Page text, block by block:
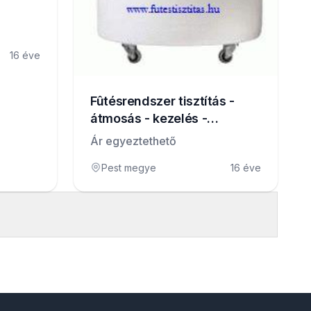
16 éve
Fûtésrendszer tisztítás -
átmosás - kezelés -
karbantartás
Ár egyeztethető
Pest megye 16 éve